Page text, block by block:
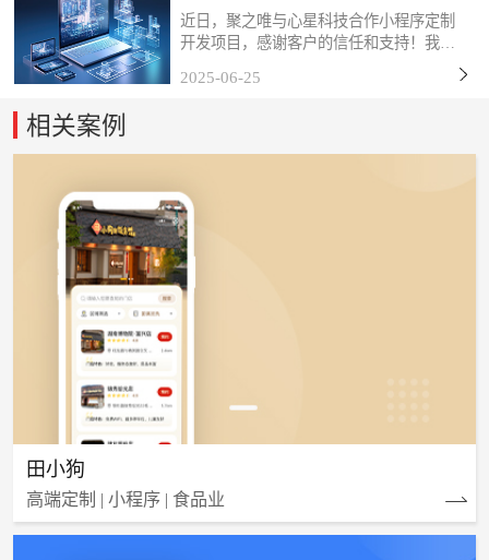
开发项目
近日，聚之唯与心星科技合作小程序定制
开发项目，感谢客户的信任和支持！我们
价值」的理念，深度挖掘客户需求，打磨
2025-06-25
相关案例
田小狗
高端定制 | 小程序 | 食品业